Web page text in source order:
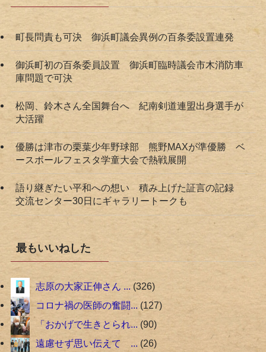
町長問責も可決 御浜町議会異例の百条委設置連発
御浜町初の百条委員設置 御浜町臨時議会市木消防車
庫問題で可決
松岡、鈴木さん全国舞台へ 紀南剣道連盟出身選手が
大活躍
優勝は津市の栗葉少年野球部 熊野MAXが準優勝 ベ
ースボールフェスタ学童大会で熱戦展開
語り継ぎたい平和への想い 積み上げた証言の記録
交流センター30日にギャラリートークも
最もいいねした
志原の大家正伸さん ... 326
コロナ禍の医師の奮闘... 127
「おかげで生きとられ... 90
遠慮せず思い伝えて ... 26